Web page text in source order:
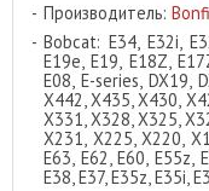
Производитель:
Bobcat: E34, E32i,
E19e, E19, E18Z,
E08, E-series, DX19,
X442, X435, X430,
X331, X328, X325,
X231, X225, X220,
E63, E62, E60, E55z,
E38, E37, E35z, E35i,